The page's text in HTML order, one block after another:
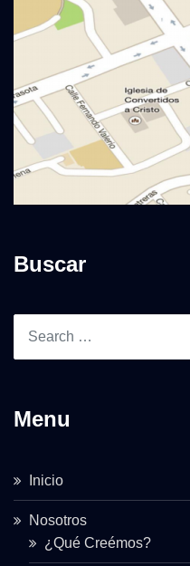
Buscar
Menu
Inicio
Nosotros
¿Qué Creémos?